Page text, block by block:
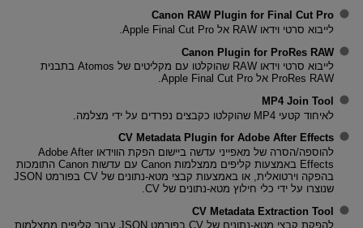
Canon RAW Plugin for Final Cut Pro
לייבוא ​​סרטי וידאו RAW אל Apple Final Cut Pro.
Canon Plugin for ProRes RAW
לייבוא ​​סרטי וידאו RAW שהוקלטו עם מקליטים של Atomos בתבנית
ProRes RAW אל Apple Final Cut Pro.
MP4 Join Tool
לאיחוד קטעי MP4 שהוקלטו כקבצים נפרדים על ידי מצלמה.
CV Metadata Plugin for Adobe After Effects
להוספה/הסרה של מאפייני עדשה ביישום הפקת הווידאו Adobe After
Effects באמצעות קליפים ממצלמות Canon עם עדשות Canon התומכות
בהפקה וירטואלית, או באמצעות קבצי מטא-נתונים של CV בפורמט JSON
שנוצרו על ידי כלי חילוץ מטא-נתונים של CV.
CV Metadata Extraction Tool
להפקת קבצי מטא-נתונים של CV בפורמט JSON עבור קליפים ממצלמות